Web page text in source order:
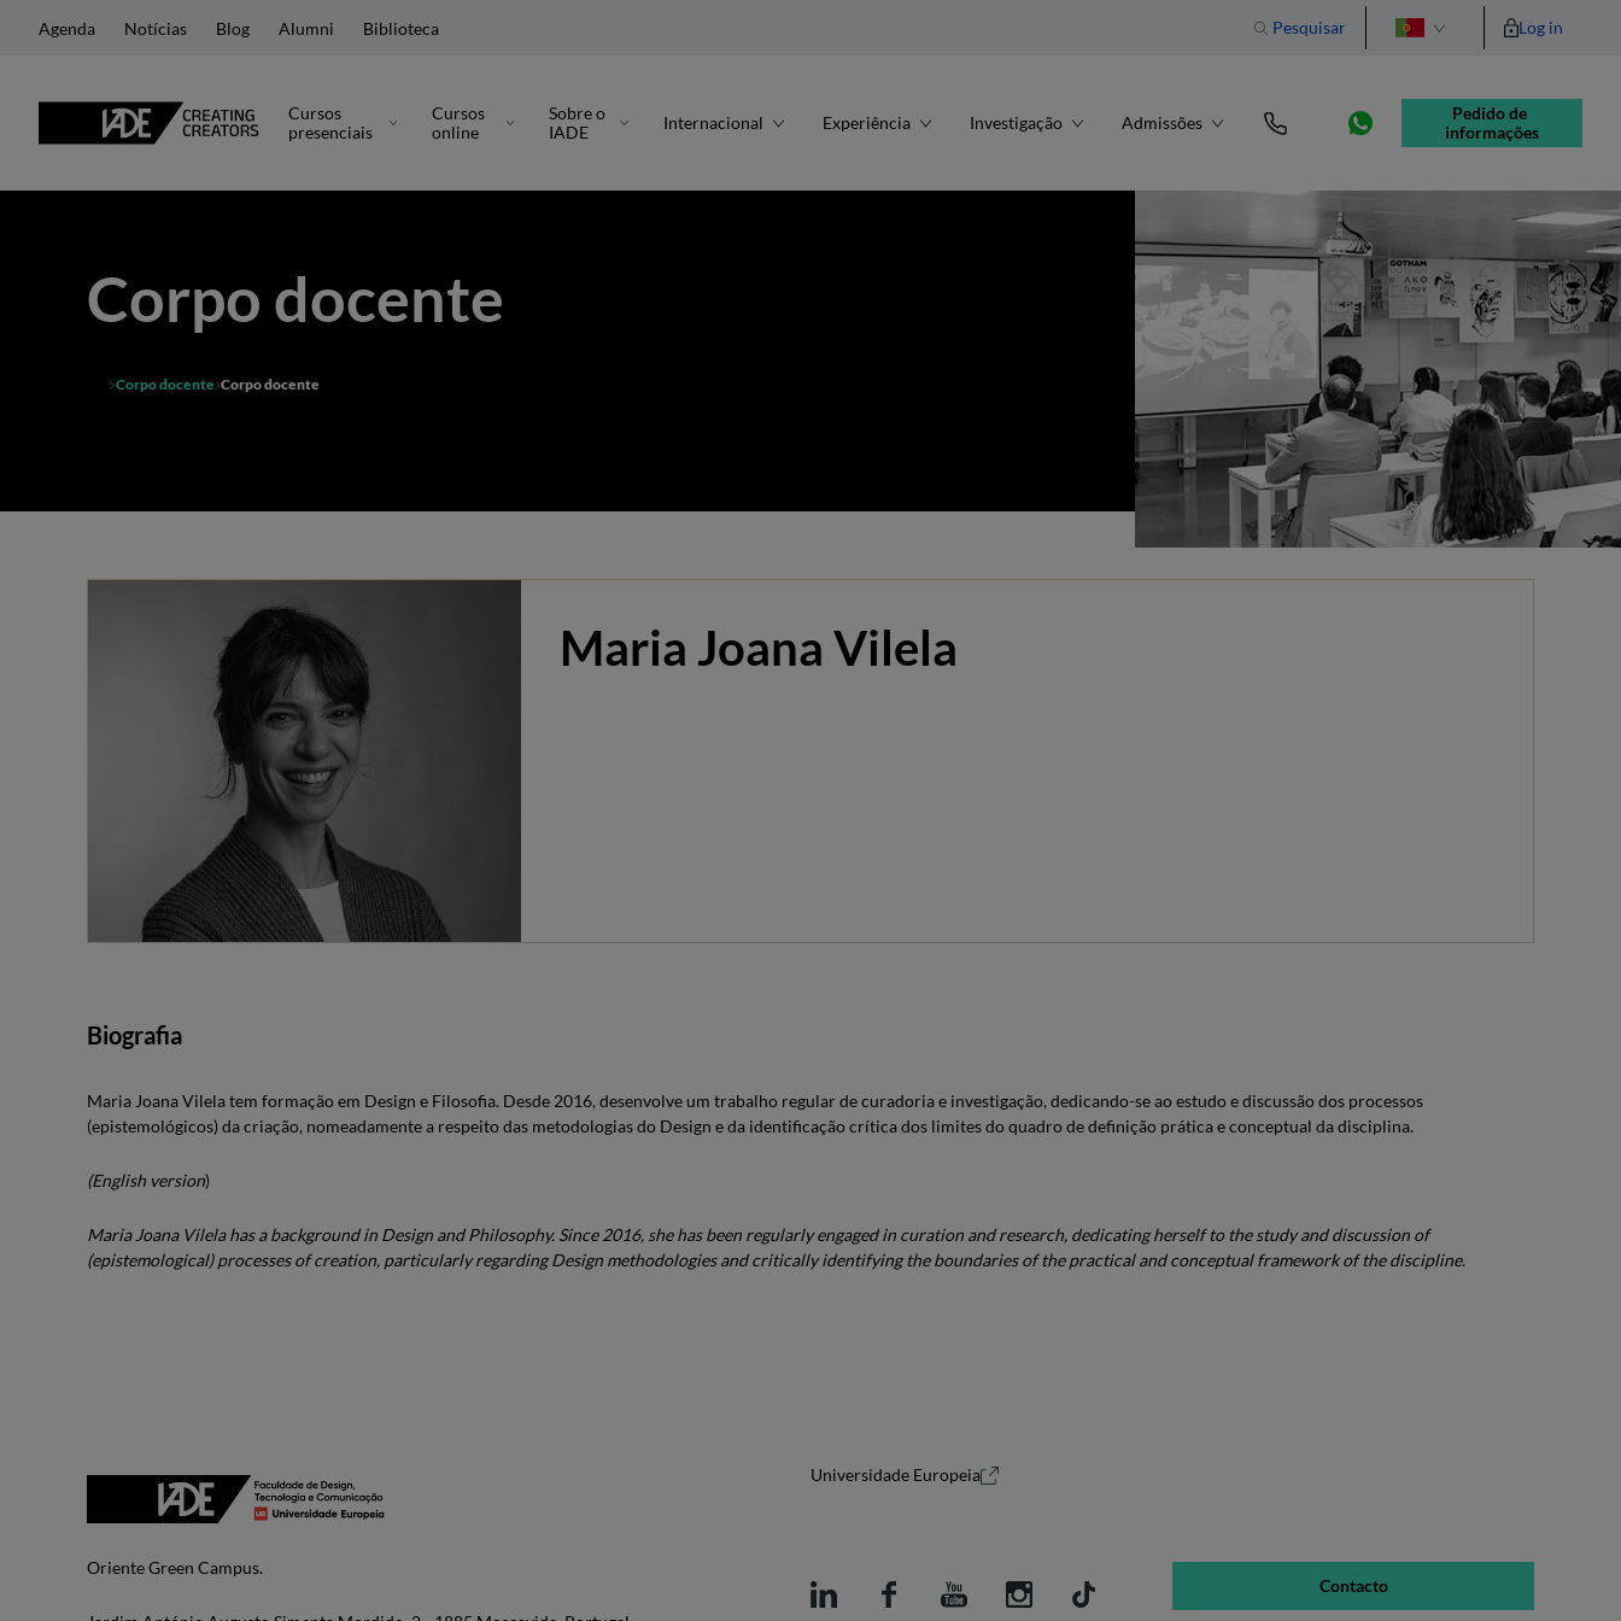
Agenda Notícias Blog Alumni Biblioteca
Pesquisar
English
Log in
Cursos
presenciais
Cursos
online
Sobre o
IADE
Internacional Experiência Investigação Admissões
Pedido de
informações
Corpo docente
Corpo docente Corpo docente
Maria Joana Vilela
Biografia
Maria Joana Vilela tem formação em Design e Filosofia. Desde 2016, desenvolve um trabalho regular de curadoria e investigação, dedicando-se ao estudo e discussão dos processos
(epistemológicos) da criação, nomeadamente a respeito das metodologias do Design e da identificação crítica dos limites do quadro de definição prática e conceptual da disciplina.
(English version)
Maria Joana Vilela has a background in Design and Philosophy. Since 2016, she has been regularly engaged in curation and research, dedicating herself to the study and discussion of
(epistemological) processes of creation, particularly regarding Design methodologies and critically identifying the boundaries of the practical and conceptual framework of the discipline.
Oriente Green Campus.
Universidade Europeia
Contacto